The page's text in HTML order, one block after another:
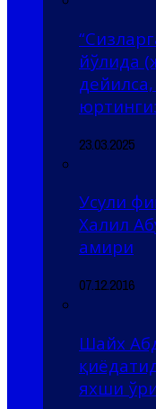
йўлида
23.03.2025
Усули
Халил
амири
07.12.2016
Шайх
яхши